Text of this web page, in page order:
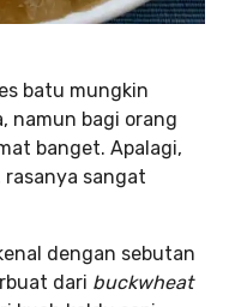
batu mungkin
namun bagi orang
banget. Apalagi,
rasanya sangat
dengan sebutan
dari buckwheat